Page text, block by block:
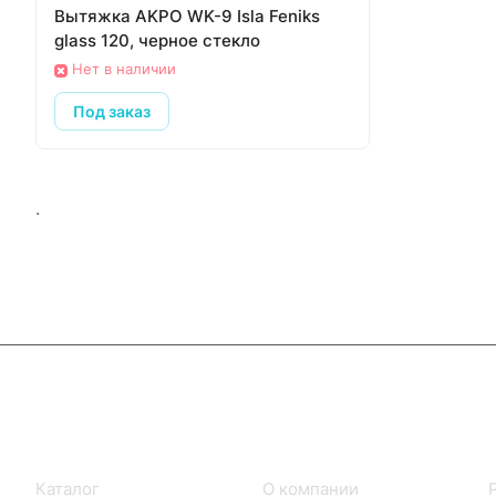
Вытяжка AKPO WK-9 Isla Feniks
glass 120, черное стекло
Нет в наличии
Под заказ
.
Каталог О компании